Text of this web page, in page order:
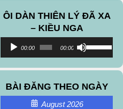
ÔI DÀN THIÊN LÝ ĐÃ XA
– KIỀU NGA
Audio
00:00 00:00
Use
Arrow
to
BÀI ĐĂNG THEO NGÀY
August 2026